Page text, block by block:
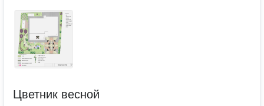
Цветник весной